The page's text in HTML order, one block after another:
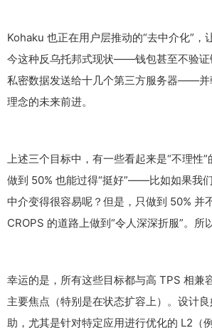
Kohaku 也正在用户层推动的“去中介化”，
今这种反乌托邦式现状——钱包甚至不验证
私密数据发送给十几个第三方服务器——并
理念的未来前进。
上述三个目标中，有一些看起来是“不理
做到 50% 也能过得“挺好”——比如如果我
中介变得很容易呢？但是，只做到 50% 并
CROPS 的道路上做到“令人深深折服”。所
幸运的是，所有这些目标都与高 TPS 相兼
主要焦点（特别是在状态扩容上）。设计
助，尤其是针对特定应用进行优化的 L2（